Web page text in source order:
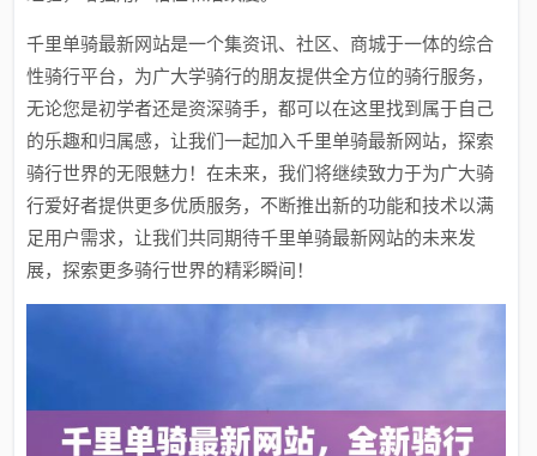
千里单骑最新网站是一个集资讯、社区、商城于一体的综合
性骑行平台，为广大学骑行的朋友提供全方位的骑行服务，
无论您是初学者还是资深骑手，都可以在这里找到属于自己
的乐趣和归属感，让我们一起加入千里单骑最新网站，探索
骑行世界的无限魅力！在未来，我们将继续致力于为广大骑
行爱好者提供更多优质服务，不断推出新的功能和技术以满
足用户需求，让我们共同期待千里单骑最新网站的未来发
展，探索更多骑行世界的精彩瞬间！